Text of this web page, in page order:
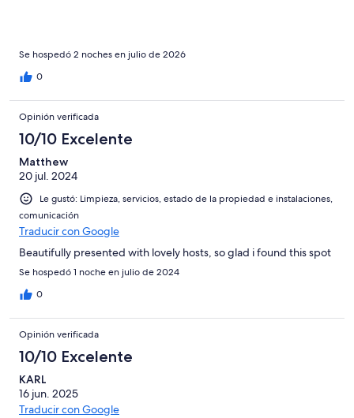
Se hospedó 2 noches en julio de 2026
0
Opinión verificada
10/10 Excelente
Matthew
20 jul. 2024
Le gustó: Limpieza, servicios, estado de la propiedad e instalaciones,
comunicación
Traducir con Google
Beautifully presented with lovely hosts, so glad i found this spot
Se hospedó 1 noche en julio de 2024
0
Opinión verificada
10/10 Excelente
KARL
16 jun. 2025
Traducir con Google